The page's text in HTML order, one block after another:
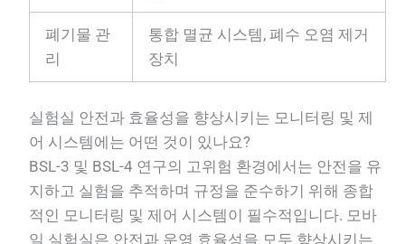
폐기물 관
리
통합 멸균 시스템, 폐수 오염 제거
장치
실험실 안전과 효율성을 향상시키는 모니터링 및 제
어 시스템에는 어떤 것이 있나요?
BSL-3 및 BSL-4 연구의 고위험 환경에서는 안전을 유
지하고 실험을 추적하며 규정을 준수하기 위해 종합
적인 모니터링 및 제어 시스템이 필수적입니다. 모바
일 실험실은 안전과 운영 효율성을 모두 향상시키는